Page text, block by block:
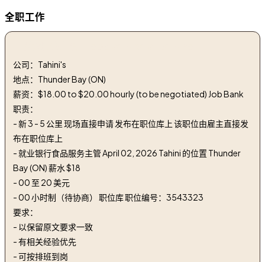
全职工作
公司：Tahini's
地点：Thunder Bay (ON)
薪资：$18.00 to $20.00 hourly (to be negotiated) Job Bank
职责：
- 新 3 - 5 公里 现场直接申请 发布在职位库上 该职位由雇主直接发
布在职位库上
- 就业银行食品服务主管 April 02, 2026 Tahini 的位置 Thunder
Bay (ON) 薪水 $18
- 00 至 20 美元
- 00 小时制（待协商） 职位库 职位编号：3543323
要求：
- 以保留原文要求一致
- 有相关经验优先
- 可按排班到岗